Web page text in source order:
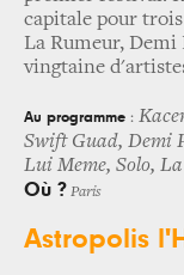
capitale pour
La Rumeur,
vingtaine
Au programme :
Swift Guad, Demi
Lui Meme, Solo, La
Où ? Paris
Astropolis